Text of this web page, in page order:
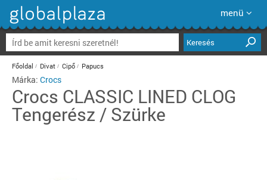
menü
Keresés
Főoldal Divat Cipő Papucs
Márka: Crocs
Crocs CLASSIC LINED CLOG
Tengerész / Szürke